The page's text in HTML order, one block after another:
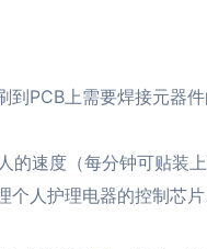
PCB上需要焊接元器
的速度（每分钟可贴装
人护理电器的控制芯